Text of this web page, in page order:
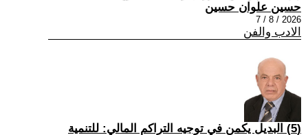
حسين علوان حسين
2026 / 8 / 7
الادب والفن
(5) البديل يكمن في توجيه التراكم المالي: للتنمية